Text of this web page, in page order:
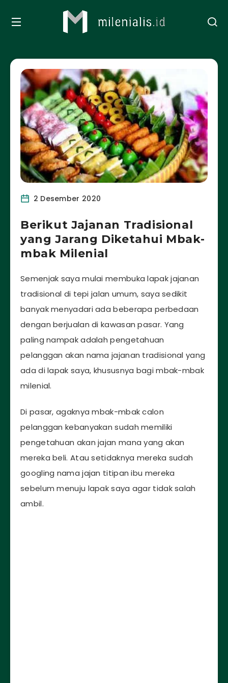
2 Desember 2020
Berikut Jajanan Tradisional
yang Jarang Diketahui Mbak-
mbak Milenial
Semenjak saya mulai membuka lapak jajanan
tradisional di tepi jalan umum, saya sedikit
banyak menyadari ada beberapa perbedaan
dengan berjualan di kawasan pasar. Yang
paling nampak adalah pengetahuan
pelanggan akan nama jajanan tradisional yang
ada di lapak saya, khususnya bagi mbak-mbak
milenial.
Di pasar, agaknya mbak-mbak calon
pelanggan kebanyakan sudah memiliki
pengetahuan akan jajan mana yang akan
mereka beli. Atau setidaknya mereka sudah
googling nama jajan titipan ibu mereka
sebelum menuju lapak saya agar tidak salah
ambil.